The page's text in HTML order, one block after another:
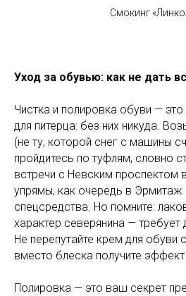
Смокинг
Уход за обувью: как не дать
Чистка и полировка обуви —
для питерца: без них никуда.
(не ту, которой снег с машины
пройдитесь по туфлям, словно
встречи с Невским проспектом
упрямы, как очередь в Эрмитаж
спецсредства. Но помните:
характер северянина — требует
Не перепутайте крем для обуви
вместо блеска получите
Полировка — это ваш секрет